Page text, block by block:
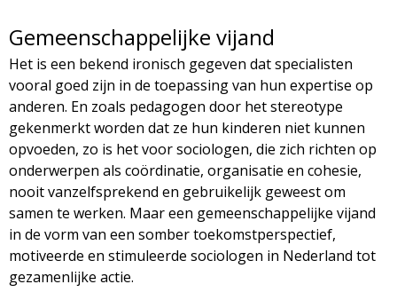
Gemeenschappelijke vijand
Het is een bekend ironisch gegeven dat specialisten
vooral goed zijn in de toepassing van hun expertise op
anderen. En zoals pedagogen door het stereotype
gekenmerkt worden dat ze hun kinderen niet kunnen
opvoeden, zo is het voor sociologen, die zich richten op
onderwerpen als coördinatie, organisatie en cohesie,
nooit vanzelfsprekend en gebruikelijk geweest om
samen te werken. Maar een gemeenschappelijke vijand
in de vorm van een somber toekomstperspectief,
motiveerde en stimuleerde sociologen in Nederland tot
gezamenlijke actie.